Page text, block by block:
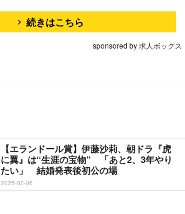
続きはこちら
sponsored by 求人ボックス
【エランドール賞】伊藤沙莉、朝ドラ『虎
に翼』は“生涯の宝物” 「あと2、3年やり
たい」 結婚発表後初公の場
2025-02-06